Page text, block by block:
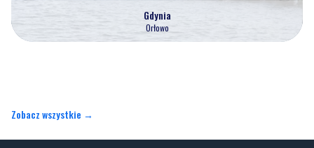
Gdynia
Orłowo
Zobacz wszystkie →